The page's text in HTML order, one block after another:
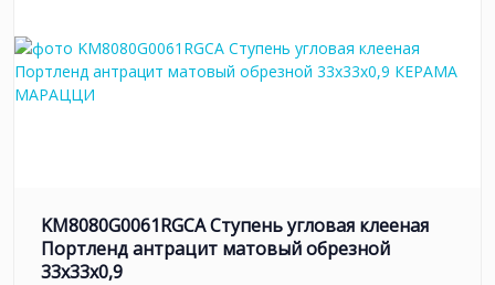
KM8080G0061RGCA Ступень угловая клееная
Портленд антрацит матовый обрезной
33x33x0,9